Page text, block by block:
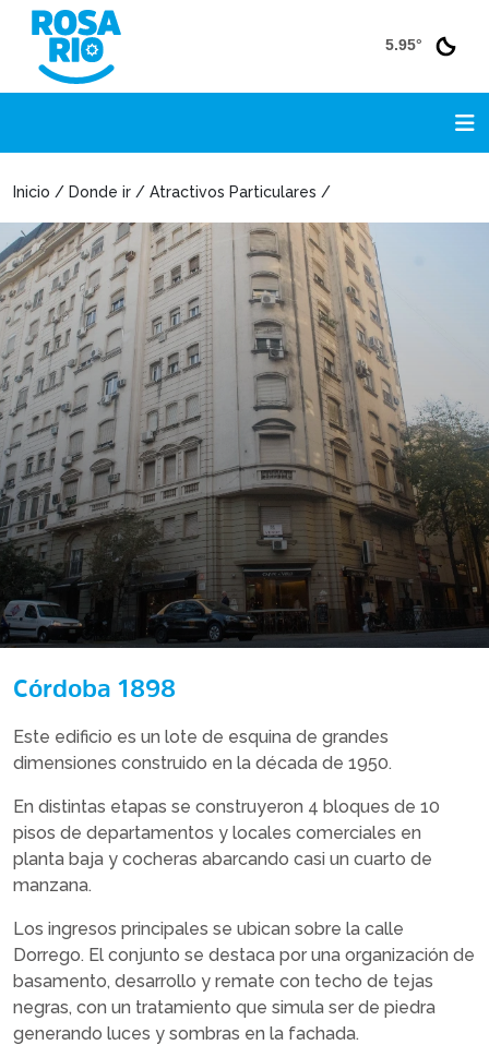
5.95°
Inicio / Donde ir / Atractivos Particulares /
Córdoba 1898
Este edificio es un lote de esquina de grandes
dimensiones construido en la década de 1950.
En distintas etapas se construyeron 4 bloques de 10
pisos de departamentos y locales comerciales en
planta baja y cocheras abarcando casi un cuarto de
manzana.
Los ingresos principales se ubican sobre la calle
Dorrego. El conjunto se destaca por una organización de
basamento, desarrollo y remate con techo de tejas
negras, con un tratamiento que simula ser de piedra
generando luces y sombras en la fachada.